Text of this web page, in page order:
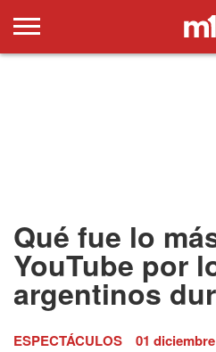
Qué fue lo
YouTube por
argentinos
ESPECTÁCULOS 01